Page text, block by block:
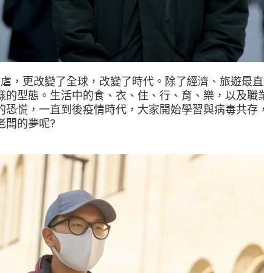
，更改變了全球，改變了時代。除了經濟、旅遊最
型態。生活中的食、衣、住、行、育、樂，以及職
慌，一直到後疫情時代，大家開始學習與病毒共存
闆的夢呢?